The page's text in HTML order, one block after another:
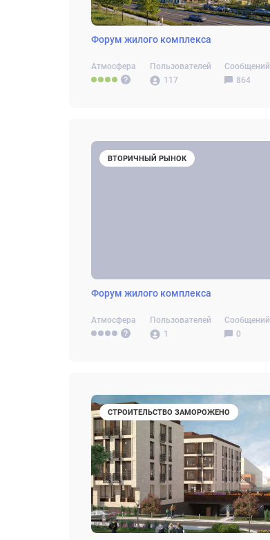
Форум жилого комплекса
Атмосфера
Пользователей
117
Сообщений
864
ВТОРИЧНЫЙ РЫНОК
Форум жилого комплекса
Атмосфера
Пользователей
1
Сообщений
0
СТРОИТЕЛЬСТВО ЗАМОРОЖЕНО